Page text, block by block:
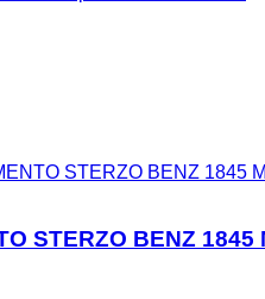
STERZO BENZ 1845
STERZO BENZ